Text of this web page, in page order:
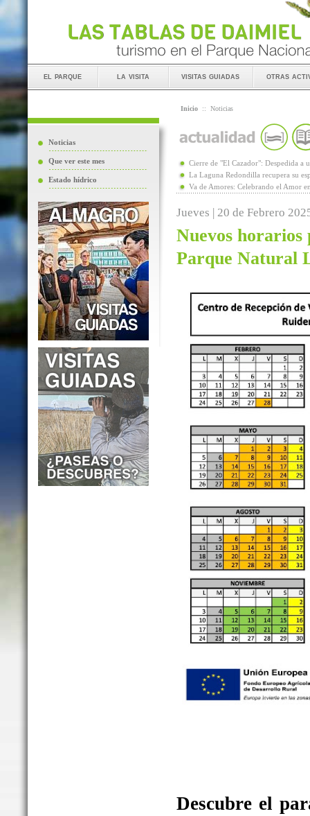
el parque la visita visitas guiadas otras
Noticias
Que ver este mes
Estado hídrico
Inicio :: Noticias
Cierre de "El Cazador": Despedida a
La Laguna Redondilla recupera su
Va de Amores: Celebrando el Amor
Jueves | 20 de Febrero
Nuevos horarios
Parque Natural
Descubre el